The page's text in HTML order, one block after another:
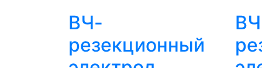
ВЧ-
резекционный